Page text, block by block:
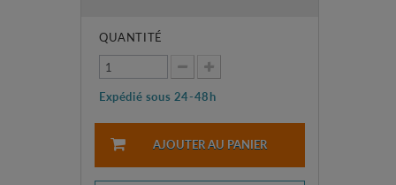
QUANTITÉ
Expédié sous 24-48h
AJOUTER AU PANIER